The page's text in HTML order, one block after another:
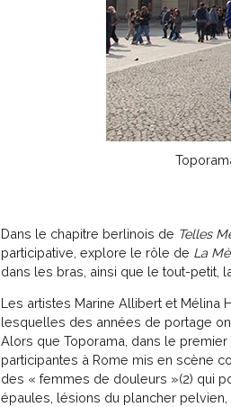
Dans le chapitre berlinois de Telles
participative, explore le rôle de La
dans les bras, ainsi que le tout-petit,
Les artistes Marine Allibert et Mélina
lesquelles des années de portage
Alors que Toporama, dans le premier
participantes à Rome mis en scène
des « femmes de douleurs »(2) qui
épaules, lésions du plancher